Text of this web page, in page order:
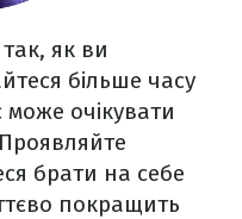
як ви
більше часу
може очікувати
брати на себе
покращить